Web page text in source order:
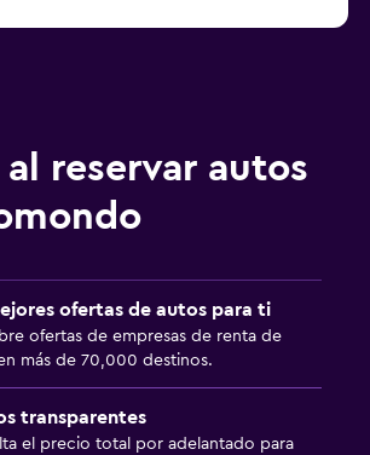
reservar autos
ofertas de autos para ti
ofertas de empresas de renta de
más de 70,000 destinos.
transparentes
el precio total por adelantado para